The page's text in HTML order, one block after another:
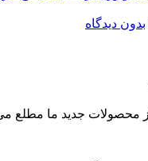
بدون دیدگاه
از محصولات جدید ما مطلع